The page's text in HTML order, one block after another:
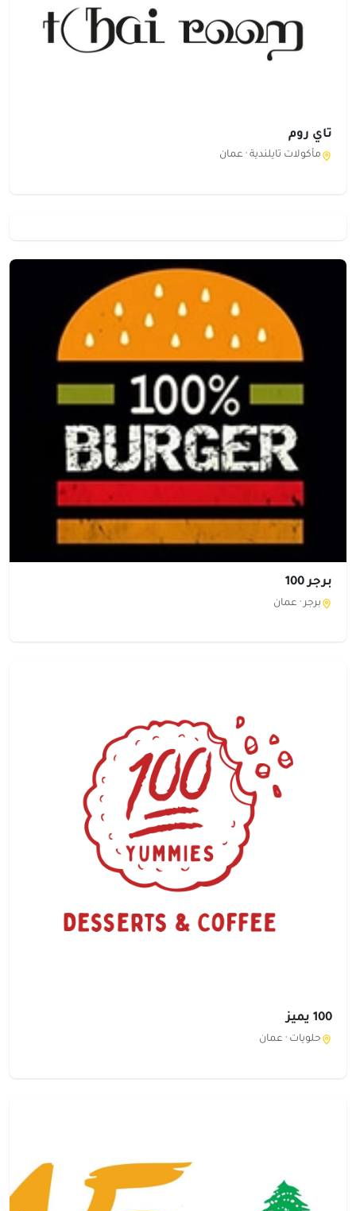
تاي روم
مأكولات تايلندية · عمان
برجر 100
برجر · عمان
100 يميز
حلويات · عمان